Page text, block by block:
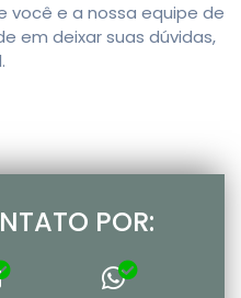
você e a nossa equipe de
em deixar suas dúvidas,
POR: